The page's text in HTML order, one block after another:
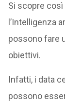
Si scopre
l’Intelligenza
possono fare
obiettivi.
Infatti, i data
possono